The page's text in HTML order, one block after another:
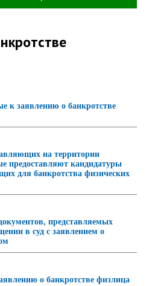
к заявлению о банкротстве
на территории
предоставляют кандидатуры
для банкротства физических
представляемых
в суд с заявлением о
о банкротстве физлица